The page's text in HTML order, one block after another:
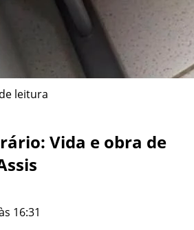
leitura
Vida e obra de
16:31